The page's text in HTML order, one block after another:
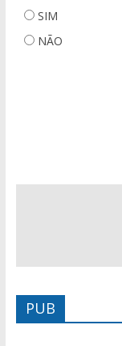
SIM
NÃO
PUB